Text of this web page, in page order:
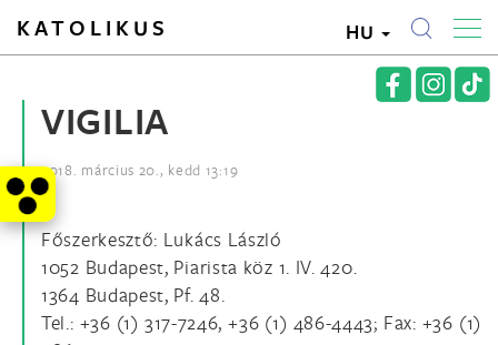
KATOLIKUS HU
VIGILIA
2018. március 20., kedd 13:19
Főszerkesztő: Lukács László
1052 Budapest, Piarista köz 1. IV. 420.
1364 Budapest, Pf. 48.
Tel.: +36 (1) 317-7246, +36 (1) 486-4443; Fax: +36 (1)